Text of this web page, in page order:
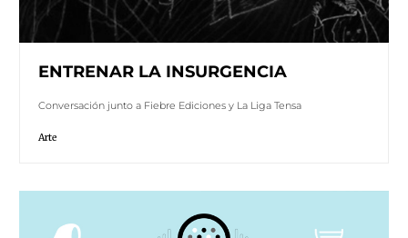
ENTRENAR LA INSURGENCIA
Conversación junto a Fiebre Ediciones y La Liga Tensa
Arte